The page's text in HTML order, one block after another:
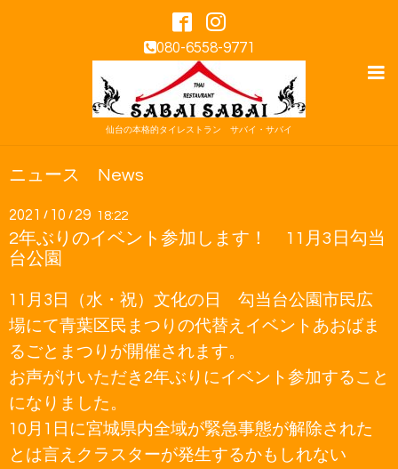
080-6558-9771
仙台の本格的タイレストラン サバイ・サバイ
ニュース News
2021 / 10 / 29 18:22
2年ぶりのイベント参加します！ 11月3日勾当
台公園
11月3日（水・祝）文化の日 勾当台公園市民広
場にて青葉区民まつりの代替えイベントあおばま
るごとまつりが開催されます。
お声がけいただき2年ぶりにイベント参加すること
になりました。
10月1日に宮城県内全域が緊急事態が解除された
とは言えクラスターが発生するかもしれない